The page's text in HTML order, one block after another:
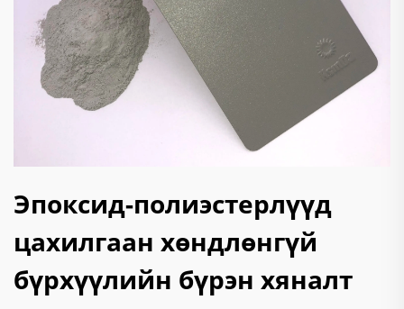
Эпоксид-полиэстерлүүд
цахилгаан хөндлөнгүй
бүрхүүлийн бүрэн хяналт